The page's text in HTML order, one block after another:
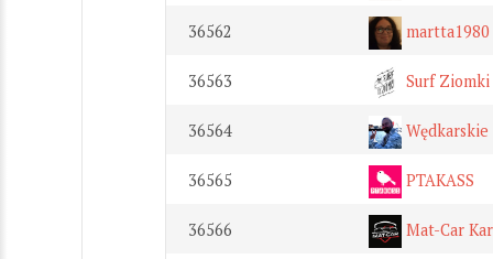
36562 martta1980
36563 Surf Ziomki
36564
36565 PTAKASS
36566 Mat-Car